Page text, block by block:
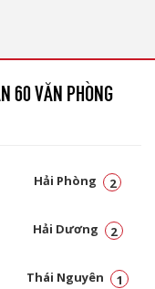
60 VĂN PHÒNG
Hải Phòng 2
Hải Dương 2
Thái Nguyên 1